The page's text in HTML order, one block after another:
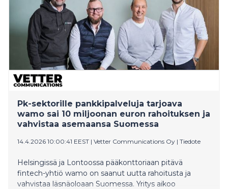
Pk-sektorille pankkipalveluja tarjoava
wamo sai 10 miljoonan euron rahoituksen ja
vahvistaa asemaansa Suomessa
14.4.2026 10:00:41 EEST | Vetter Communications Oy | Tiedote
Helsingissä ja Lontoossa pääkonttoriaan pitävä
fintech-yhtiö wamo on saanut uutta rahoitusta ja
vahvistaa läsnäoloaan Suomessa. Yritys aikoo